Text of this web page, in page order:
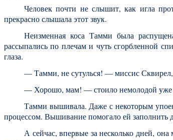
Человек почти не слышит, как игла
прекрасно слышала этот звук.
Неизменная коса Тамми была
рассыпались по плечам и чуть сгорбленной
глаза.
— Тамми, не сутулься! — миссис Сквирел,
— Хорошо, мам! — стоило немолодой уже
Тамми вышивала. Даже с некоторым
процессом. Вышивание помогало ей заполнить
А сейчас, впервые за несколько дней, она